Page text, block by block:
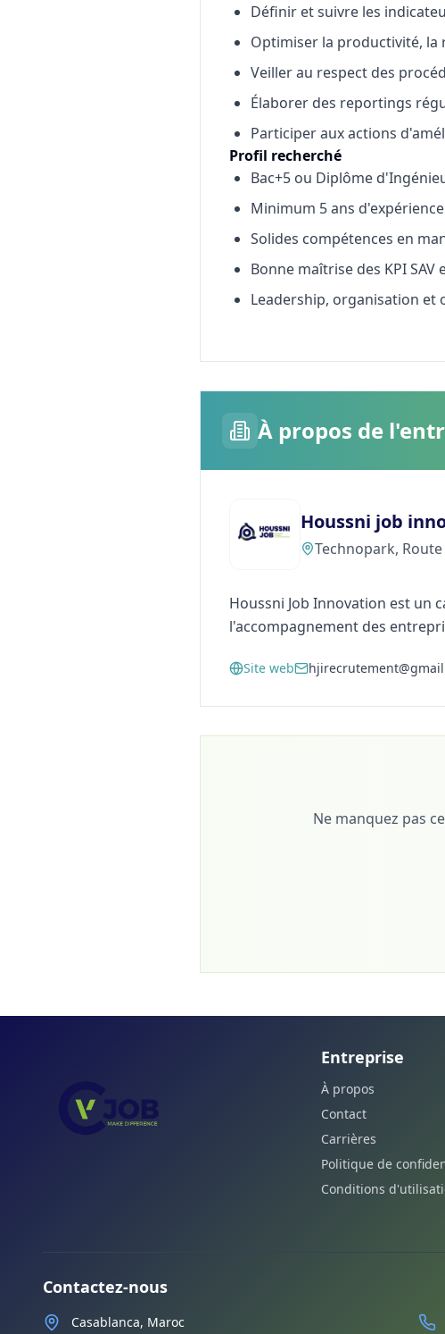
Définir et suivre les
Optimiser la productivité,
Veiller au respect des
Élaborer des reportings
Participer aux actions
Profil recherché
Bac+5 ou Diplôme
Minimum 5 ans
Solides compétences en
Bonne maîtrise des KPI
Leadership, organisation et
À propos de
Houssni job
Technopark,
Houssni Job Innovation est un
l'accompagnement des
Site web
Ne manquez pas
Entreprise
À propos
Contact
Carrières
Politique de
Conditions
Contactez-nous
Casablanca, Maroc